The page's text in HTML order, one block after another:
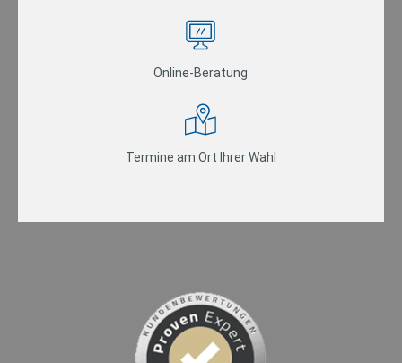
Online-Beratung
Termine am Ort Ihrer Wahl